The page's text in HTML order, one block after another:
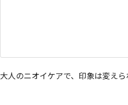
大人のニオイケアで、印象は変えら